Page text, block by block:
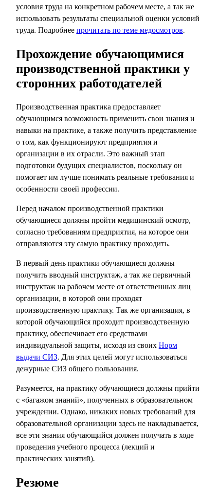
условия труда на конкретном рабочем месте, а так же
использовать результаты специальной оценки условий
труда. Подробнее прочитать по теме медосмотров.
Прохождение обучающимися
производственной практики у
сторонних работодателей
Производственная практика предоставляет
обучающимся возможность применить свои знания и
навыки на практике, а также получить представление
о том, как функционируют предприятия и
организации в их отрасли. Это важный этап
подготовки будущих специалистов, поскольку он
помогает им лучше понимать реальные требования и
особенности своей профессии.
Перед началом производственной практики
обучающиеся должны пройти медицинский осмотр,
согласно требованиям предприятия, на которое они
отправляются эту самую практику проходить.
В первый день практики обучающиеся должны
получить вводный инструктаж, а так же первичный
инструктаж на рабочем месте от ответственных лиц
организации, в которой они проходят
производственную практику. Так же организация, в
которой обучающийся проходит производственную
практику, обеспечивает его средствами
индивидуальной защиты, исходя из своих Норм
выдачи СИЗ. Для этих целей могут использоваться
дежурные СИЗ общего пользования.
Разумеется, на практику обучающиеся должны прийти
с «багажом знаний», полученных в образовательном
учреждении. Однако, никаких новых требований для
образовательной организации здесь не накладывается,
все эти знания обучающийся должен получать в ходе
проведения учебного процесса (лекций и
практических занятий).
Резюме